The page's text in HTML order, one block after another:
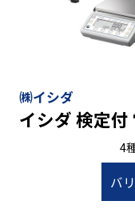
㈱イシダ
イシダ 検定
4
バ